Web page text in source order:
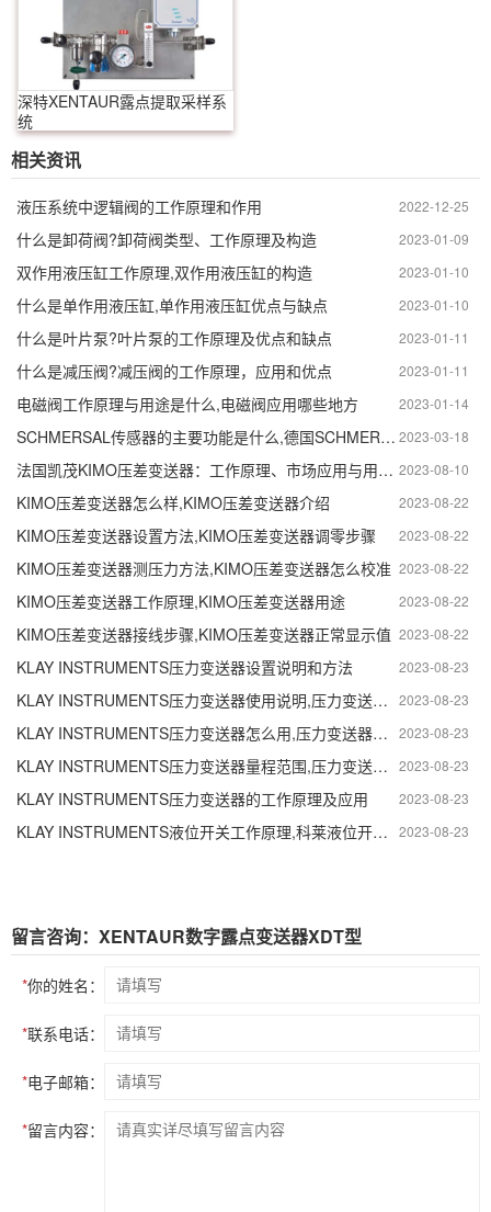
深特XENTAUR露点提取采样系
统
相关资讯
2022-12-25
液压系统中逻辑阀的工作原理和作用
2023-01-09
什么是卸荷阀?卸荷阀类型、工作原理及构造
2023-01-10
双作用液压缸工作原理,双作用液压缸的构造
2023-01-10
什么是单作用液压缸,单作用液压缸优点与缺点
2023-01-11
什么是叶片泵?叶片泵的工作原理及优点和缺点
2023-01-11
什么是减压阀?减压阀的工作原理，应用和优点
2023-01-14
电磁阀工作原理与用途是什么,电磁阀应用哪些地方
2023-03-18
SCHMERSAL传感器的主要功能是什么,德国SCHMERSAL传感器的作用
2023-08-10
法国凯茂KIMO压差变送器：工作原理、市场应用与用户需求解析
2023-08-22
KIMO压差变送器怎么样,KIMO压差变送器介绍
2023-08-22
KIMO压差变送器设置方法,KIMO压差变送器调零步骤
2023-08-22
KIMO压差变送器测压力方法,KIMO压差变送器怎么校准
2023-08-22
KIMO压差变送器工作原理,KIMO压差变送器用途
2023-08-22
KIMO压差变送器接线步骤,KIMO压差变送器正常显示值
2023-08-23
KLAY INSTRUMENTS压力变送器设置说明和方法
2023-08-23
KLAY INSTRUMENTS压力变送器使用说明,压力变送器原理
2023-08-23
KLAY INSTRUMENTS压力变送器怎么用,压力变送器怎么接线
2023-08-23
KLAY INSTRUMENTS压力变送器量程范围,压力变送器怎么校准
2023-08-23
KLAY INSTRUMENTS压力变送器的工作原理及应用
2023-08-23
KLAY INSTRUMENTS液位开关工作原理,科莱液位开关接线方法
留言咨询：XENTAUR数字露点变送器XDT型
*你的姓名：
*联系电话：
*电子邮箱：
*留言内容：